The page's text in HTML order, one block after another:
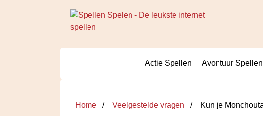
Actie Spellen Avontuur Spellen
Home Veelgestelde vragen Kun je